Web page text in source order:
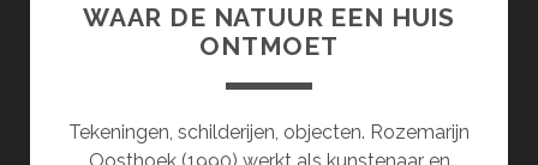
WAAR DE NATUUR EEN HUIS
ONTMOET
Tekeningen, schilderijen, objecten. Rozemarijn
Oosthoek (1990) werkt als kunstenaar en